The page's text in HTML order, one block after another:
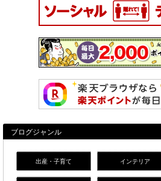
ブログジャンル
出産・子育て インテリア